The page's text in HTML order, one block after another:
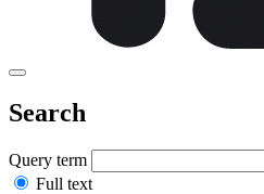
Search
Query term
Full text